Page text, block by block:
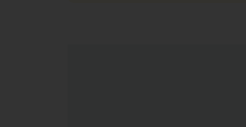
Sobald
Von